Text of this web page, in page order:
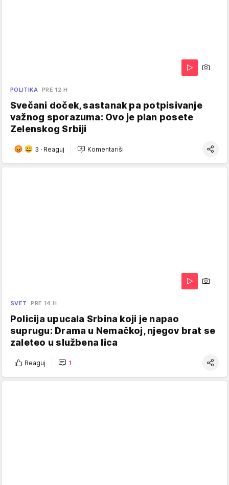
POLITIKA PRE 12 H
Svečani doček, sastanak pa potpisivanje
važnog sporazuma: Ovo je plan posete
Zelenskog Srbiji
3 · Reaguj Komentariši
SVET PRE 14 H
Policija upucala Srbina koji je napao
suprugu: Drama u Nemačkoj, njegov brat se
zaleteo u službena lica
Reaguj 1